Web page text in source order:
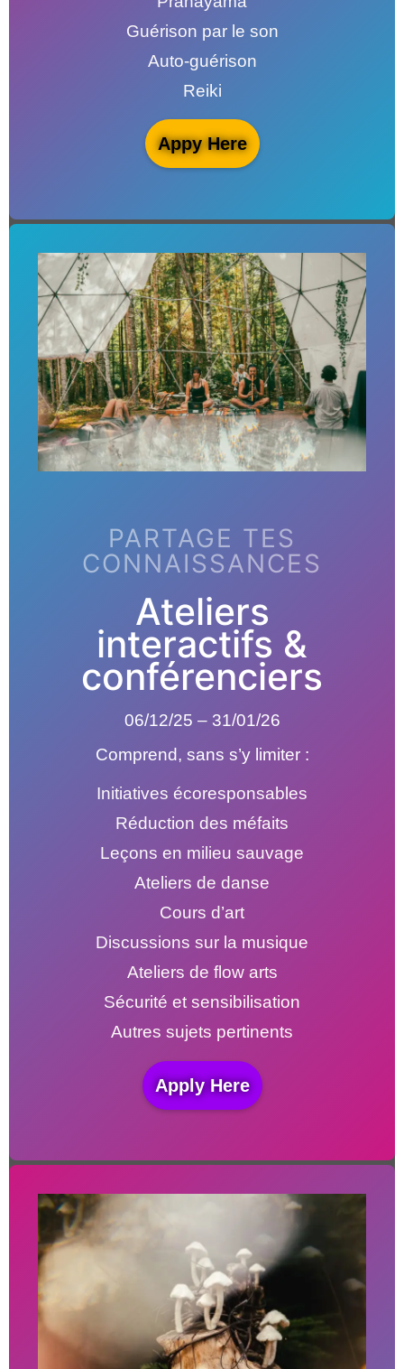
Guérison par le son
Auto-guérison
Reiki
Appy Here
PARTAGE TES
CONNAISSANCES
Ateliers
interactifs &
conférenciers
06/12/25 – 31/01/26
Comprend, sans s’y limiter :
Initiatives écoresponsables
Réduction des méfaits
Leçons en milieu sauvage
Ateliers de danse
Cours d’art
Discussions sur la musique
Ateliers de flow arts
Sécurité et sensibilisation
Autres sujets pertinents
Apply Here